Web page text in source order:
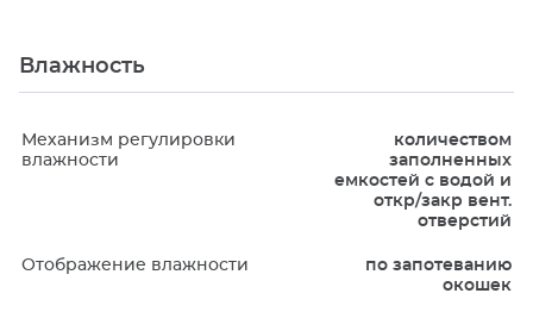
Влажность
Механизм регулировки
влажности
количеством
заполненных
емкостей с водой и
откр/закр вент.
отверстий
Отображение влажности
по запотеванию
окошек